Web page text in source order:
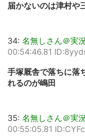
届かないのは津村や
34: 名無しさん＠実
00:54:46.81
手塚厩舎で落ちに落
れるのが嶋田
35: 名無しさん＠実
00:55:05.81